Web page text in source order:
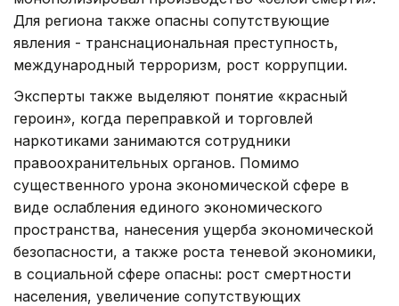
Для региона также опасны сопутствующие
явления - транснациональная преступность,
международный терроризм, рост коррупции.
Эксперты также выделяют понятие «красный
героин», когда переправкой и торговлей
наркотиками занимаются сотрудники
правоохранительных органов. Помимо
существенного урона экономической сфере в
виде ослабления единого экономического
пространства, нанесения ущерба экономической
безопасности, а также роста теневой экономики,
в социальной сфере опасны: рост смертности
населения, увеличение сопутствующих